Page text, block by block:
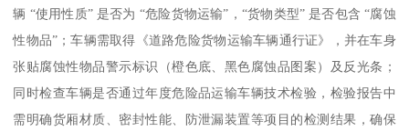
辆 “使用性质” 是否为 “危险货物运输”，“货物类型” 是否包含 “腐蚀
性物品”；车辆需取得《道路危险货物运输车辆通行证》，并在车身
张贴腐蚀性物品警示标识（橙色底、黑色腐蚀品图案）及反光条；
同时检查车辆是否通过年度危险品运输车辆技术检验，检验报告中
需明确货厢材质、密封性能、防泄漏装置等项目的检测结果，确保